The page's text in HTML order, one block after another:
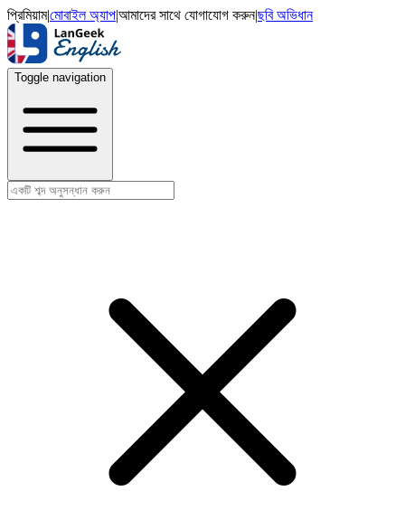
প্রিমিয়াম|মোবাইল অ্যাপ|আমাদের সাথে যোগাযোগ করুন|ছবি অভিধান
Toggle navigation